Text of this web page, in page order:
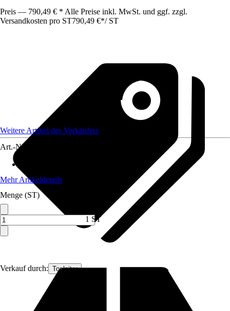
Preis — 790,49 € * Alle Preise inkl. MwSt. und ggf. zzgl.
Versandkosten pro ST790,49 €*/ ST
Verkauf durch: Topleiter
Weitere Artikel des Verkäufers
Art.-Nr.
Mehr Artikeldetails
Menge (ST)
1 ST